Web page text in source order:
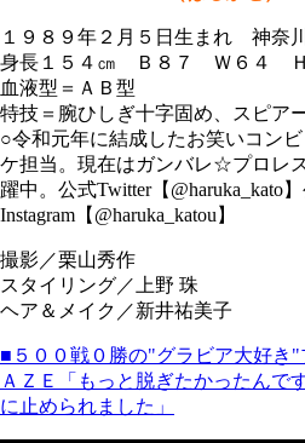
１９８９年２月５日生まれ 神奈
身長１５４㎝ Ｂ８７ Ｗ６４
血液型＝ＡＢ型
特技＝腕ひしぎ十字固め、スピア
○令和元年に結成したお笑いコン
ケ担当。現在はガンバレ☆プロレ
躍中。公式Twitter【@haruka_kato
Instagram【@haruka_katou】
撮影／栗山秀作
スタイリング／上野 珠
ヘア＆メイク／新井祐美子
■５００戦０勝の"グラビア大好き"
ＡＺＥ
「もっと脱ぎたかったんで
に止められました」